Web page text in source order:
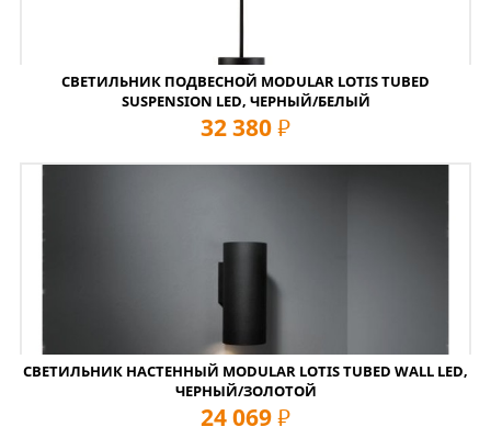
СВЕТИЛЬНИК ПОДВЕСНОЙ MODULAR LOTIS TUBED
SUSPENSION LED, ЧЕРНЫЙ/БЕЛЫЙ
32 380 руб
СВЕТИЛЬНИК НАСТЕННЫЙ MODULAR LOTIS TUBED WALL LED,
ЧЕРНЫЙ/ЗОЛОТОЙ
24 069 руб